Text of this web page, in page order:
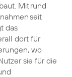
Mit rund
seit
das
dort für
wo
sie für die